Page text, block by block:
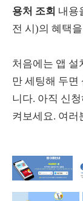
용처 조회 내용
전 시)의 혜택
처음에는 앱 설
만 세팅해 두면
니다. 아직 신
켜보세요. 여러